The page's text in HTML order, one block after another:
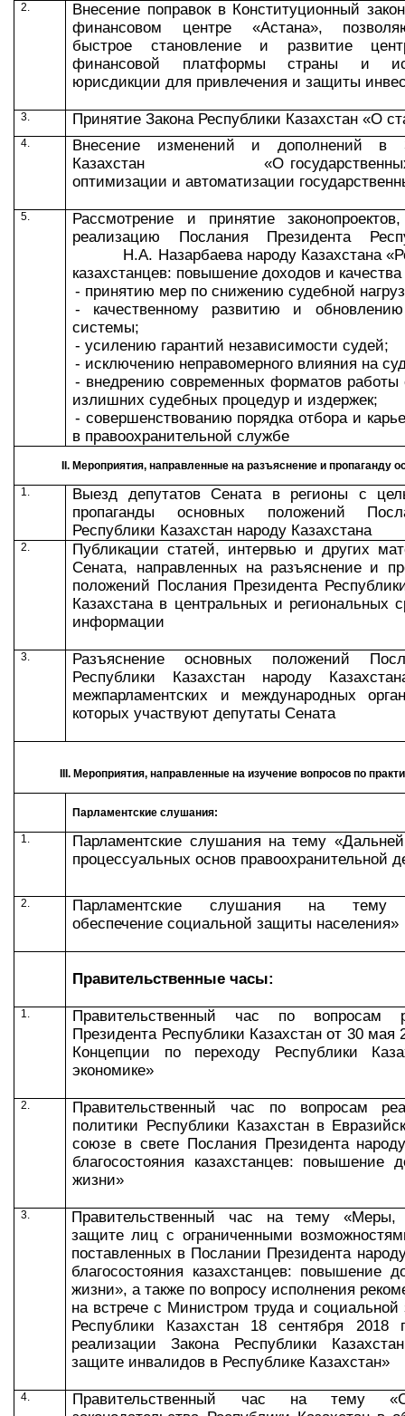
2.
Внесение поправок в Конституционный
финансовом центре «Астана»,
быстрое становление и развитие
финансовой платформы страны и
юрисдикции для привлечения и защиты
3. Принятие Закона Республики Казахстан «О
4.
Внесение изменений и дополнений в
Казахстан «О государственных
оптимизации и автоматизации
5. Рассмотрение и принятие законопроектов,
реализацию Послания Президента
Н.А. Назарбаева народу Казахстана
казахстанцев: повышение доходов и
- принятию мер по снижению судебной
- качественному развитию и
системы;
- усилению гарантий независимости судей;
- исключению неправомерного влияния на
- внедрению современных форматов работы
излишних судебных процедур и издержек;
- совершенствованию порядка отбора и
в правоохранительной службе
. Мероприятия, направленные на разъяснение и пропаганду
1.
Выезд депутатов Сената в регионы с
пропагандыосновных положений
Республики Казахстан народу Казахстана
2.
Публикации статей, интервью и других
Сената, направленных на разъяснение и
положений Послания Президента
Казахстана в центральных и региональных
информации
3.
Разъяснение основных положений
Республики Казахстан народу
межпарламентских и международных
которых участвуют депутаты Сената
III. Мероприятия, направленные на изучение вопросов по
Парламентские слушания:
1. Парламентские слушания на тему
процессуальных основ правоохранительной
2.
Парламентские слушания на тему
обеспечение социальной защиты населения»
Правительственные часы:
1. Правительственный час по вопросам
Президента Республики Казахстан от 30
Концепции по переходу Республики
экономике»
2.
Правительственный час по вопросам
политики Республики Казахстан в
союзе в свете Послания Президента
благосостояния казахстанцев: повышение
жизни»
3.
Правительственный час на тему
защите лиц с ограниченными
поставленных в Послании Президента
благосостояния казахстанцев: повышение
жизни», а также по вопросу исполнения
на встрече с Министром труда и
Республики Казахстан 18 сентября 2018
реализации Закона Республики
защите инвалидов в Республике Казахстан»
4.
Правительственный час на тему